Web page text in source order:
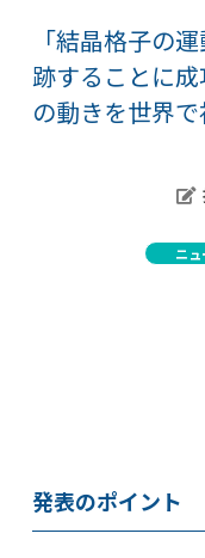
「結晶格子の
跡することに
の動きを世界
ニュ
発表のポイント